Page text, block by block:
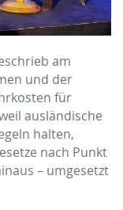
am
und der
für
ausländische
halten,
nach Punkt
– umgesetzt